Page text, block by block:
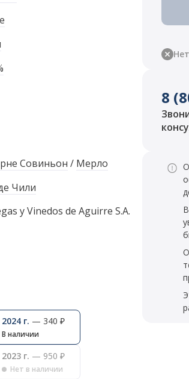
Совиньон / Мерло
Чили
y Vinedos de Aguirre S.A.
2024 г. — 340 ₽
В наличии
2023 г. — 950 ₽
Нет в наличии
8